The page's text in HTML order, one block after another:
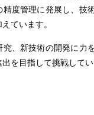
精度管理に発展し、技
ています。
究、新技術の開発に力
を目指して挑戦してい